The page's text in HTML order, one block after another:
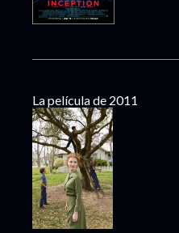
La película de 2011